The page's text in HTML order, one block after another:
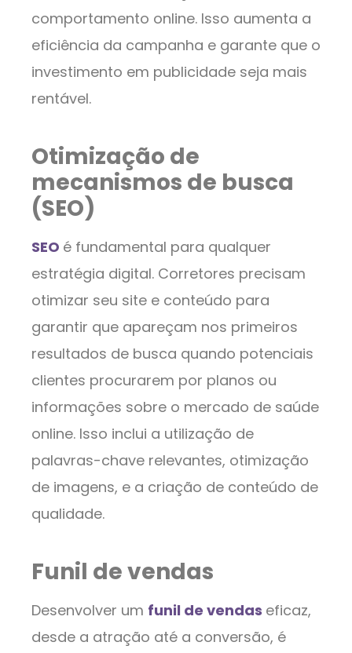
comportamento online. Isso aumenta a
eficiência da campanha e garante que o
investimento em publicidade seja mais
rentável.
Otimização de
mecanismos de busca
(SEO)
SEO é fundamental para qualquer
estratégia digital. Corretores precisam
otimizar seu site e conteúdo para
garantir que apareçam nos primeiros
resultados de busca quando potenciais
clientes procurarem por planos ou
informações sobre o mercado de saúde
online. Isso inclui a utilização de
palavras-chave relevantes, otimização
de imagens, e a criação de conteúdo de
qualidade.
Funil de vendas
Desenvolver um funil de vendas eficaz,
desde a atração até a conversão, é